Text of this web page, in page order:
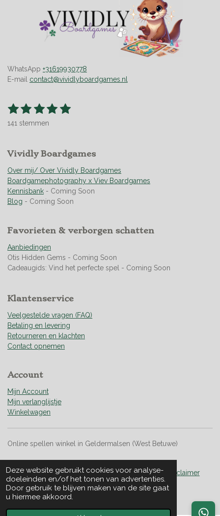
Deze website gebruikt cookies voor analyse-
doeleinden en/of het tonen van advertenties.
Door gebruik te blijven maken van de site gaat
u hiermee akkoord.
WhatsApp +31619930778
E-mail contact@vividlyboardgames.nl
R
n
g
:
4
.
9
3
5
4
6
9
9
1
s
t
r
e
n
1
s
r
2
s
r
r
e
n
3
s
r
r
e
n
4
s
r
r
e
n
5
r
r
e
n
S
n
141 stemmen
Vividly Boardgames
Over mij/ Over Vividly Boardgames
Boardgamephotography x Viev Boardgames
Kennisbank - Coming Soon
Blog - Coming Soon
Favorieten & verborgen schatten
Aanbiedingen
Otis Hidden Gems - Coming Soon
Cadeaugids: Vind het perfecte spel - Coming Soon
Klantenservice
Veelgestelde vragen (FAQ)
Betaling en levering
Retourneren en klachten
Contact opnemen
Account
Mijn Account
Mijn verlanglijstje
Winkelwagen
Online spellen winkel in Geldermalsen (West Betuwe)
Algemene Voorwaarden|Privacy & Cookies| Disclaimer
© 2022 - 2026 Vividly Boardgames